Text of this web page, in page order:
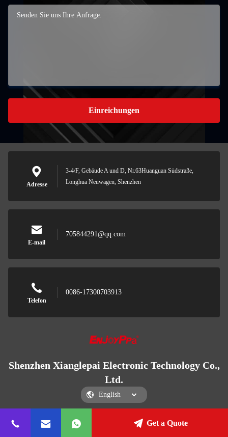
Einreichungen
Adresse
3-4/F, Gebäude A und D, Nr.63Huanguan Südstraße,
Longhua Neuwagen, Shenzhen
E-mail
705844291@qq.com
Telefon
0086-17300703913
Shenzhen Xianglepai Electronic Technology Co.,
Ltd.
Shenzhen Xianglepai Electronic Technology Co., Ltd.
Get a Quote